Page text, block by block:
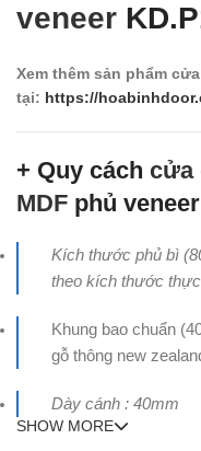
veneer
Xem thêm sản phẩm
tại: https://
+ Quy cách cửa
MDF phủ
Kích thước phủ bì
theo kích thước
Khung bao chuẩn
gỗ thông new
Dày cánh : 40mm
SHOW MORE